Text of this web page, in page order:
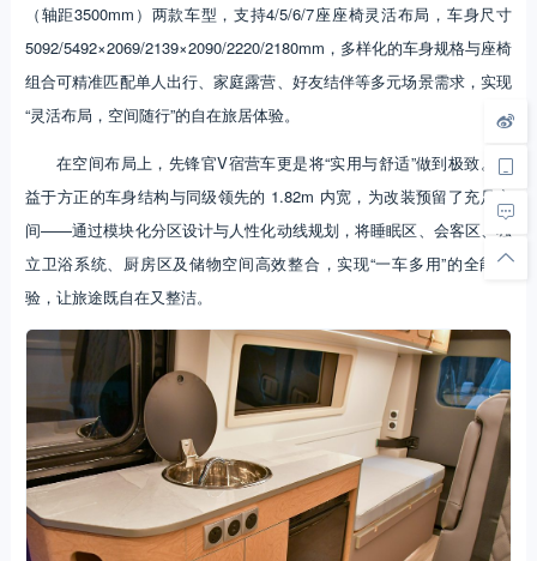
（轴距3500mm）两款车型，支持4/5/6/7座座椅灵活布局，车身尺寸
5092/5492×2069/2139×2090/2220/2180mm，多样化的车身规格与座椅
组合可精准匹配单人出行、家庭露营、好友结伴等多元场景需求，实现
“灵活布局，空间随行”的自在旅居体验。
在空间布局上，先锋官V宿营车更是将“实用与舒适”做到极致。得
益于方正的车身结构与同级领先的 1.82m 内宽，为改装预留了充足空
间——通过模块化分区设计与人性化动线规划，将睡眠区、会客区、独
立卫浴系统、厨房区及储物空间高效整合，实现“一车多用”的全能体
验，让旅途既自在又整洁。